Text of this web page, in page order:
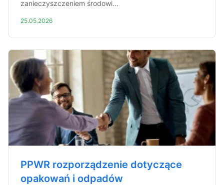
zanieczyszczeniem środowi...
25.05.2026
PPWR rozporządzenie dotyczące
opakowań i odpadów